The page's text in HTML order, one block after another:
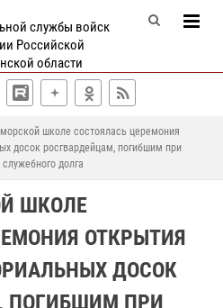
службы войск
Российской
области
школе состоялась церемония
досок росгвардейцам, погибшим при
долга
ШКОЛЕ
ОТКРЫТИЯ
ДОСОК
ПОГИБШИМ ПРИ